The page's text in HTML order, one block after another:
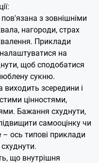
з зовнішніми
нагороди, страх
Приклади
на
щоб сподобатися
сукню.
зсередини і
цінностями,
Бажання схуднути,
самооцінку чи
ось типові приклади
що внутрішня